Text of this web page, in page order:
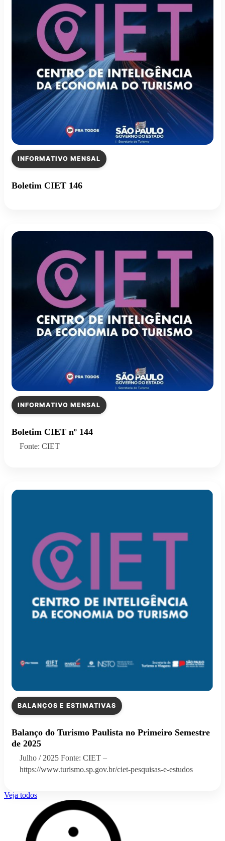
INFORMATIVO MENSAL
Boletim CIET 146
INFORMATIVO MENSAL
Boletim CIET nº 144
Fonte: CIET
BALANÇOS E ESTIMATIVAS
Balanço do Turismo Paulista no Primeiro Semestre
de 2025
Julho / 2025 Fonte: CIET –
https://www.turismo.sp.gov.br/ciet-pesquisas-e-estudos
Veja todos